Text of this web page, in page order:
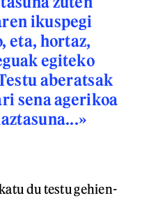
ikuspegi
eta, hortaz,
egiteko
aberatsak
sena agerikoa
du testu gehien-